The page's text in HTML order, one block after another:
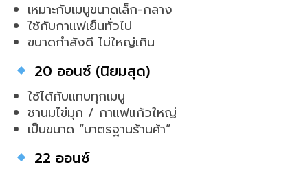
เหมาะกับเมนูขนาดเล็ก-กลาง
ใช้กับกาแฟเย็นทั่วไป
ขนาดกำลังดี ไม่ใหญ่เกิน
20 ออนซ์ (นิยมสุด)
ใช้ได้กับแทบทุกเมนู
ชานมไข่มุก / กาแฟแก้วใหญ่
เป็นขนาด “มาตรฐานร้านค้า”
22 ออนซ์